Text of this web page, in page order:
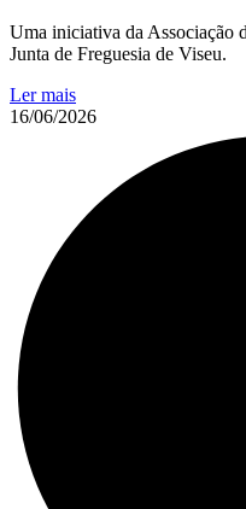
Uma iniciativa da Associação
Junta de Freguesia de Viseu.
Ler mais
16/06/2026